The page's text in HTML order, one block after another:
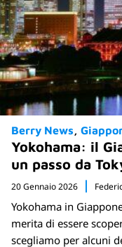
Berry News
Yokohama: il
un passo da
20 Gennaio 2026
Yokohama in
merita di essere
scegliamo per alcuni